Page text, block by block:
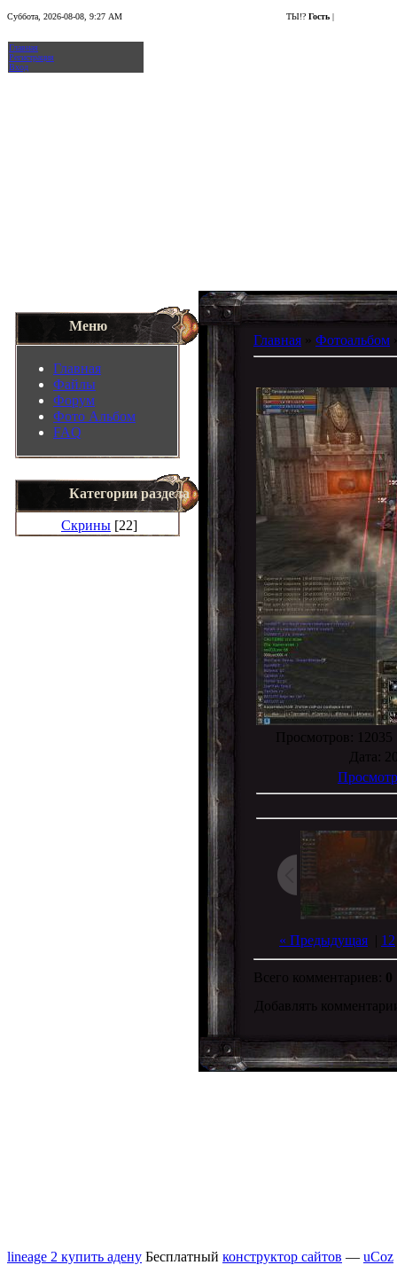
Суббота, 2026-08-08, 9:27 AM
Главная
Регистрация
Вход
ТЫ!? Гость |
Меню
Главная
Файлы
Форум
Фото Альбом
FAQ
Категории раздела
Скрины [22]
Главная » Фотоальбом
Просмотров :
Дата :
« Предыдущая 12
Всего комментариев 0
Добавлять
lineage 2 купить адену Бесплатный конструктор сайтов — uCoz